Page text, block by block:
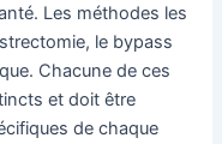
Les méthodes les
le bypass
Chacune de ces
et doit être
de chaque